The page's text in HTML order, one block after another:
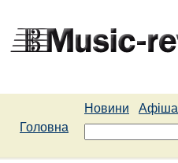
Новини Афіша
Головна